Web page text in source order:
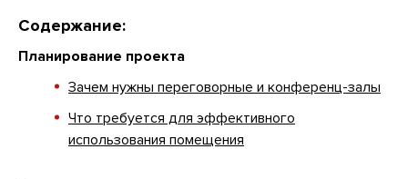
Содержание:
Планирование проекта
Зачем нужны переговорные и конференц-залы
Что требуется для эффективного
использования помещения